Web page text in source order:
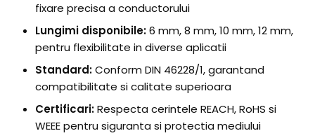
fixare precisa a conductorului
Lungimi disponibile:6 mm, 8 mm, 10 mm, 12 mm,
pentru flexibilitate in diverse aplicatii
Standard:Conform DIN 46228/1, garantand
compatibilitate si calitate superioara
Certificari:Respecta cerintele REACH, RoHS si
WEEE pentru siguranta si protectia mediului